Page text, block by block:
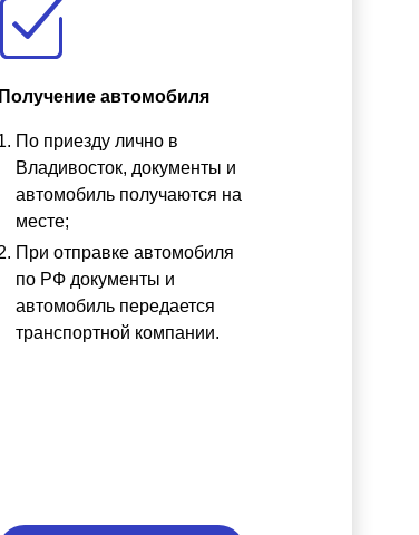
Получение автомобиля
По приезду лично в
Владивосток, документы и
автомобиль получаются на
месте;
При отправке автомобиля
по РФ документы и
автомобиль передается
транспортной компании.